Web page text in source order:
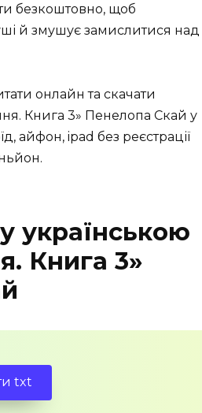
безкоштовно, щоб
й змушує замислитися над
онлайн та скачати
Книга 3» Пенелопа Скай у
айфон, ipad без реєстрації
українською
Книга 3»
txt